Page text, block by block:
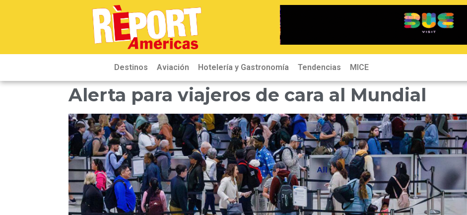
Destinos Aviación Hotelería y Gastronomía Tendencias MICE
Alerta para viajeros de cara al Mundial